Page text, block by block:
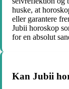
huske, at
eller garantere
Jubii horoskop
for en absolut
Kan Jubii